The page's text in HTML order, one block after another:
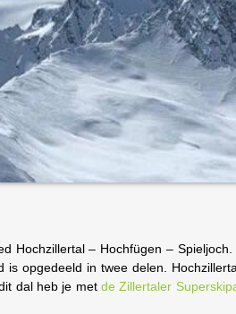
Hochzillertal – Hochfügen –
opgedeeld in twee delen.
dal heb je metde Zillertaler